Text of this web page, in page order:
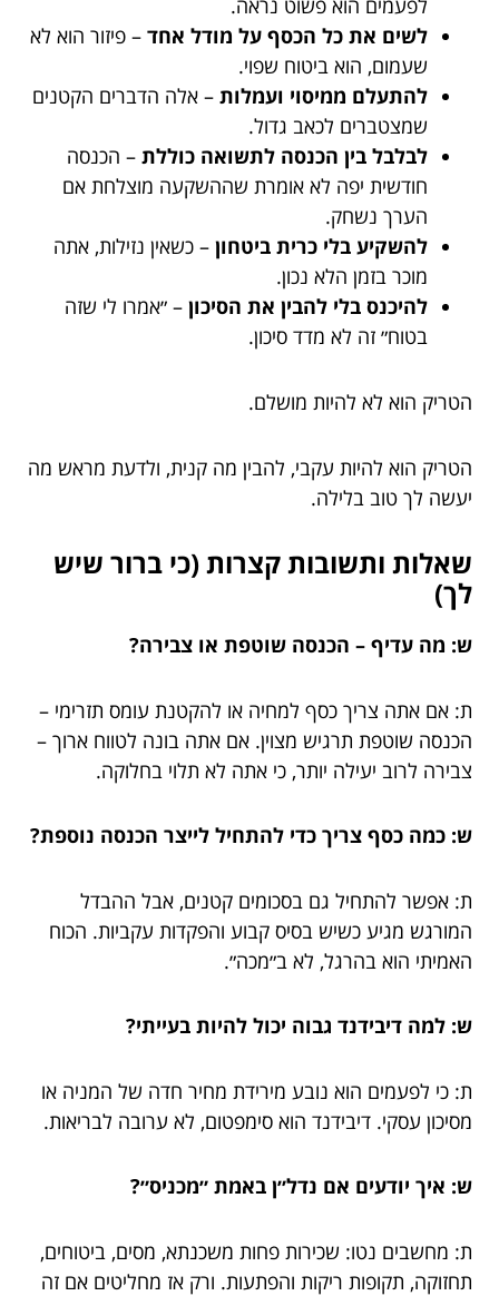
לפעמים הוא פשוט נראה.
לשים את כל הכסף על מודל אחד – פיזור הוא לא
שעמום, הוא ביטוח שפוי.
להתעלם ממיסוי ועמלות – אלה הדברים הקטנים
שמצטברים לכאב גדול.
לבלבל בין הכנסה לתשואה כוללת – הכנסה
חודשית יפה לא אומרת שההשקעה מוצלחת אם
הערך נשחק.
להשקיע בלי כרית ביטחון – כשאין נזילות, אתה
מוכר בזמן הלא נכון.
להיכנס בלי להבין את הסיכון – ״אמרו לי שזה
בטוח״ זה לא מדד סיכון.
הטריק הוא לא להיות מושלם.
הטריק הוא להיות עקבי, להבין מה קנית, ולדעת מראש מה
יעשה לך טוב בלילה.
שאלות ותשובות קצרות (כי ברור שיש
לך)
ש: מה עדיף – הכנסה שוטפת או צבירה?
ת: אם אתה צריך כסף למחיה או להקטנת עומס תזרימי –
הכנסה שוטפת תרגיש מצוין. אם אתה בונה לטווח ארוך –
צבירה לרוב יעילה יותר, כי אתה לא תלוי בחלוקה.
ש: כמה כסף צריך כדי להתחיל לייצר הכנסה נוספת?
ת: אפשר להתחיל גם בסכומים קטנים, אבל ההבדל
המורגש מגיע כשיש בסיס קבוע והפקדות עקביות. הכוח
האמיתי הוא בהרגל, לא ב״מכה״.
ש: למה דיבידנד גבוה יכול להיות בעייתי?
ת: כי לפעמים הוא נובע מירידת מחיר חדה של המניה או
מסיכון עסקי. דיבידנד הוא סימפטום, לא ערובה לבריאות.
ש: איך יודעים אם נדל״ן באמת ״מכניס״?
ת: מחשבים נטו: שכירות פחות משכנתא, מסים, ביטוחים,
תחזוקה, תקופות ריקות והפתעות. ורק אז מחליטים אם זה